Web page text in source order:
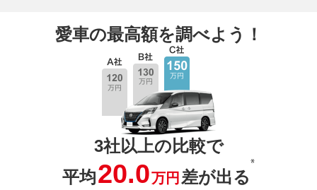
愛車の最高額を調べよう！
3社以上の比較で
平均20.0万円 差が出る
※